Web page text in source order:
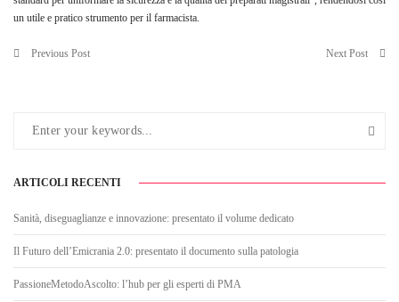
un utile e pratico strumento per il farmacista.
Previous Post Next Post
ARTICOLI RECENTI
Sanità, diseguaglianze e innovazione: presentato il volume dedicato
Il Futuro dell’Emicrania 2.0: presentato il documento sulla patologia
PassioneMetodoAscolto: l’hub per gli esperti di PMA